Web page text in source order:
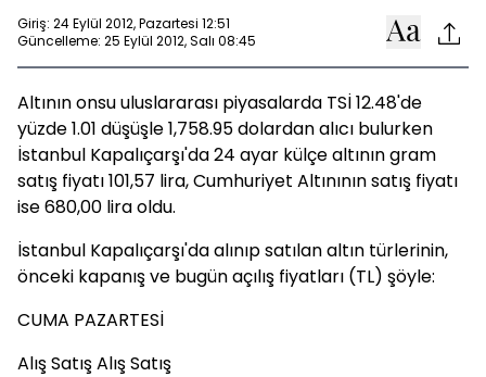
Giriş: 24 Eylül 2012, Pazartesi 12:51
Güncelleme: 25 Eylül 2012, Salı 08:45
Altının onsu uluslararası piyasalarda TSİ 12.48'de
yüzde 1.01 düşüşle 1,758.95 dolardan alıcı bulurken
İstanbul Kapalıçarşı'da 24 ayar külçe altının gram
satış fiyatı 101,57 lira, Cumhuriyet Altınının satış fiyatı
ise 680,00 lira oldu.
İstanbul Kapalıçarşı'da alınıp satılan altın türlerinin,
önceki kapanış ve bugün açılış fiyatları (TL) şöyle:
CUMA PAZARTESİ
Alış Satış Alış Satış